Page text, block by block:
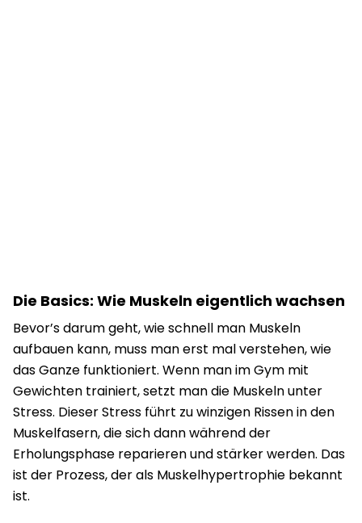
Die Basics: Wie Muskeln eigentlich wachsen
Bevor’s darum geht, wie schnell man Muskeln
aufbauen kann, muss man erst mal verstehen, wie
das Ganze funktioniert. Wenn man im Gym mit
Gewichten trainiert, setzt man die Muskeln unter
Stress. Dieser Stress führt zu winzigen Rissen in den
Muskelfasern, die sich dann während der
Erholungsphase reparieren und stärker werden. Das
ist der Prozess, der als Muskelhypertrophie bekannt
ist.